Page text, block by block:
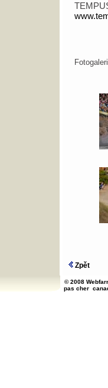
Zpět
© 2008
pas cher